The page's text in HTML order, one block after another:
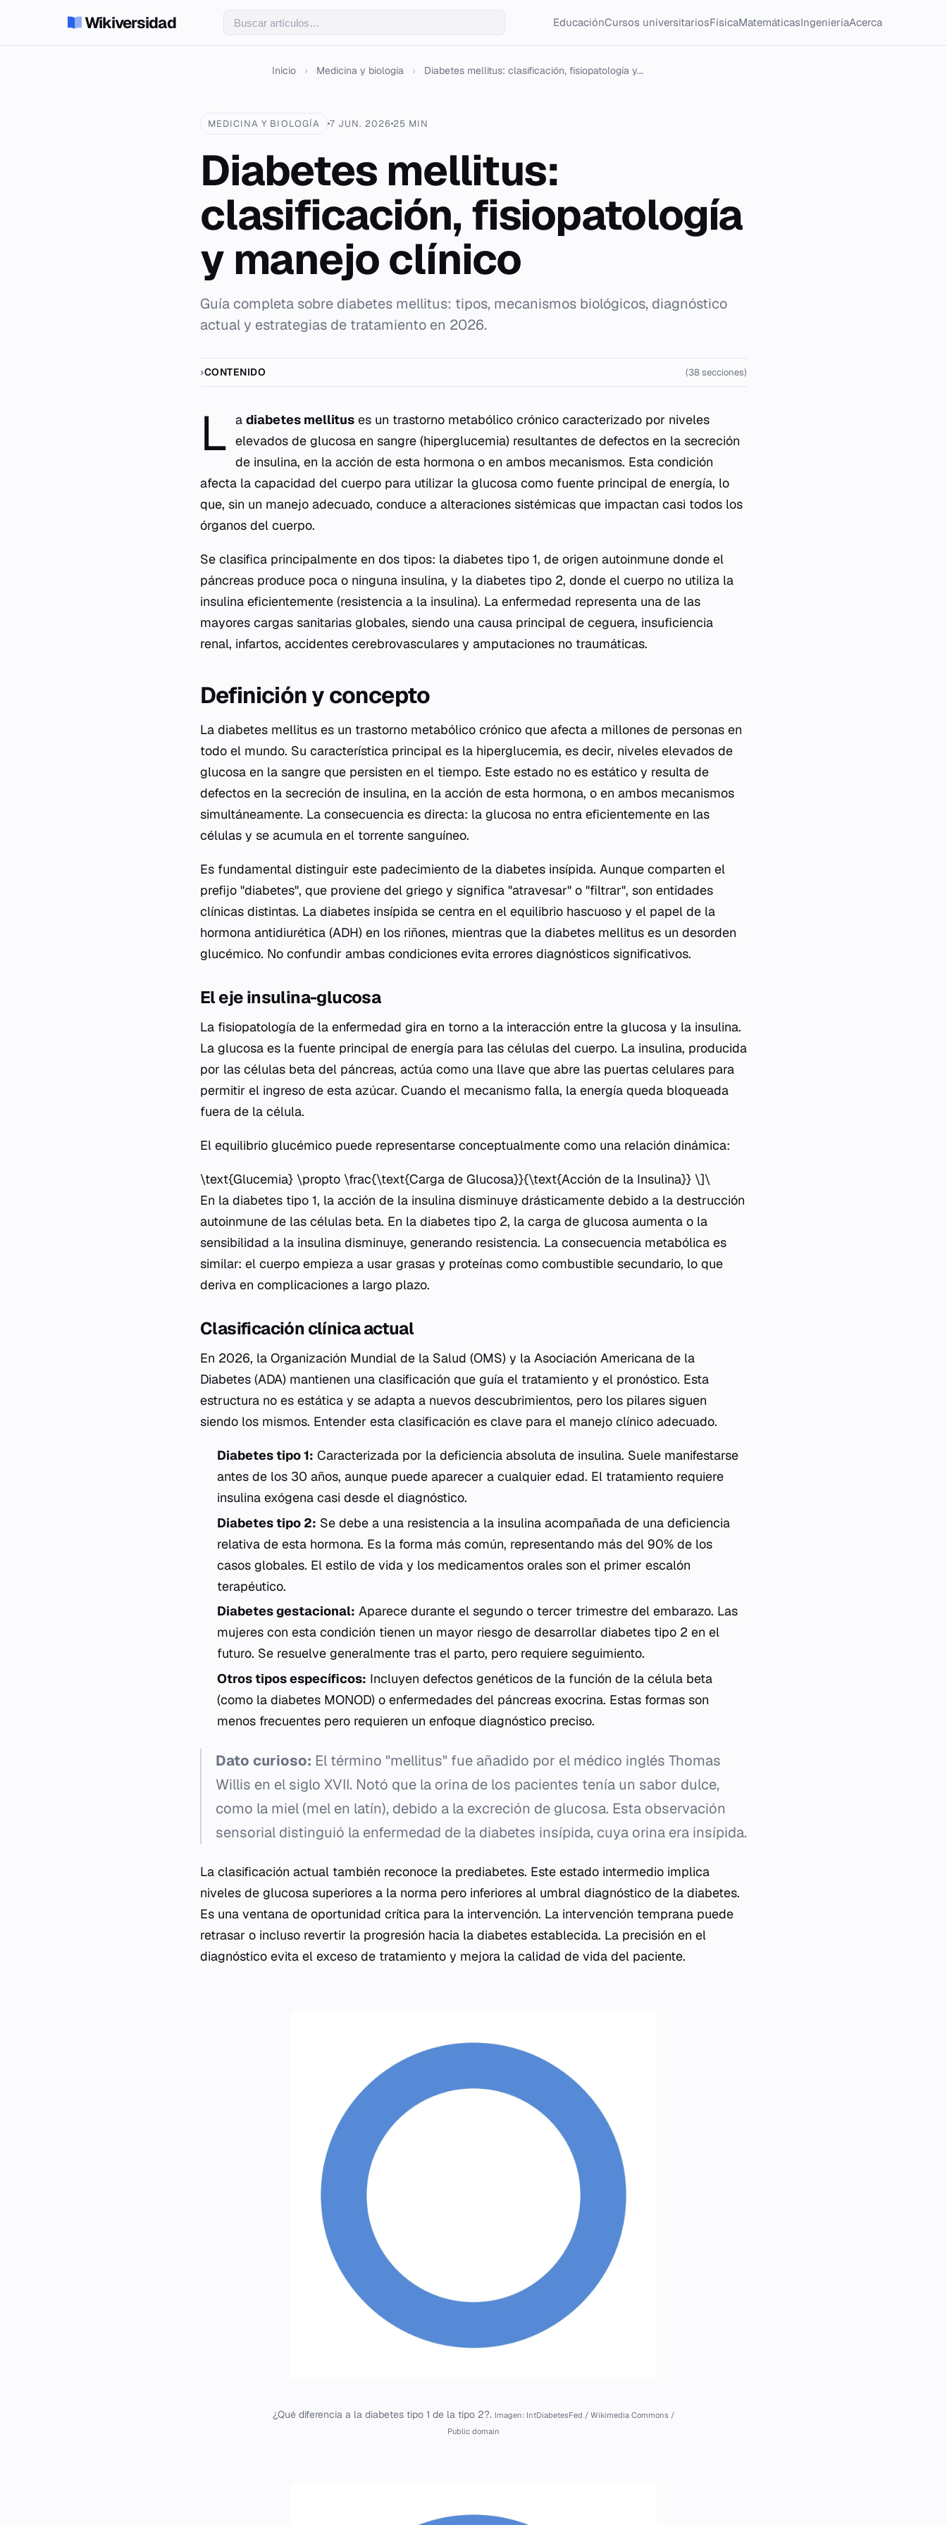
Wikiversidad EducaciónCursos universitariosFísicaMatemáticasIngenieríaAcerca
Inicio › Medicina y biología › Diabetes mellitus: clasificación, fisiopatología y...
MEDICINA Y BIOLOGÍA 7 JUN. 202625 MIN
Diabetes mellitus:
clasificación, fisiopatología
y manejo clínico
Guía completa sobre diabetes mellitus: tipos, mecanismos biológicos, diagnóstico
actual y estrategias de tratamiento en 2026.
CONTENIDO (38 secciones)
L adiabetes mellitus es un trastorno metabólico crónico caracterizado por niveles
elevados de glucosa en sangre (hiperglucemia) resultantes de defectos en la secreción
de insulina, en la acción de esta hormona o en ambos mecanismos. Esta condición
afecta la capacidad del cuerpo para utilizar la glucosa como fuente principal de energía, lo
que, sin un manejo adecuado, conduce a alteraciones sistémicas que impactan casi todos los
órganos del cuerpo.
Se clasifica principalmente en dos tipos: la diabetes tipo 1, de origen autoinmune donde el
páncreas produce poca o ninguna insulina, y la diabetes tipo 2, donde el cuerpo no utiliza la
insulina eficientemente (resistencia a la insulina). La enfermedad representa una de las
mayores cargas sanitarias globales, siendo una causa principal de ceguera, insuficiencia
renal, infartos, accidentes cerebrovasculares y amputaciones no traumáticas.
Definición y concepto
La diabetes mellitus es un trastorno metabólico crónico que afecta a millones de personas en
todo el mundo. Su característica principal es la hiperglucemia, es decir, niveles elevados de
glucosa en la sangre que persisten en el tiempo. Este estado no es estático y resulta de
defectos en la secreción de insulina, en la acción de esta hormona, o en ambos mecanismos
simultáneamente. La consecuencia es directa: la glucosa no entra eficientemente en las
células y se acumula en el torrente sanguíneo.
Es fundamental distinguir este padecimiento de la diabetes insípida. Aunque comparten el
prefijo "diabetes", que proviene del griego y significa "atravesar" o "filtrar", son entidades
clínicas distintas. La diabetes insípida se centra en el equilibrio hascuoso y el papel de la
hormona antidiurética (ADH) en los riñones, mientras que la diabetes mellitus es un desorden
glucémico. No confundir ambas condiciones evita errores diagnósticos significativos.
El eje insulina-glucosa
La fisiopatología de la enfermedad gira en torno a la interacción entre la glucosa y la insulina.
La glucosa es la fuente principal de energía para las células del cuerpo. La insulina, producida
por las células beta del páncreas, actúa como una llave que abre las puertas celulares para
permitir el ingreso de esta azúcar. Cuando el mecanismo falla, la energía queda bloqueada
fuera de la célula.
El equilibrio glucémico puede representarse conceptualmente como una relación dinámica:
\text{Glucemia} \propto \frac{\text{Carga de Glucosa}}{\text{Acción de la Insulina}} \]\
En la diabetes tipo 1, la acción de la insulina disminuye drásticamente debido a la destrucción
autoinmune de las células beta. En la diabetes tipo 2, la carga de glucosa aumenta o la
sensibilidad a la insulina disminuye, generando resistencia. La consecuencia metabólica es
similar: el cuerpo empieza a usar grasas y proteínas como combustible secundario, lo que
deriva en complicaciones a largo plazo.
Clasificación clínica actual
En 2026, la Organización Mundial de la Salud (OMS) y la Asociación Americana de la
Diabetes (ADA) mantienen una clasificación que guía el tratamiento y el pronóstico. Esta
estructura no es estática y se adapta a nuevos descubrimientos, pero los pilares siguen
siendo los mismos. Entender esta clasificación es clave para el manejo clínico adecuado.
Diabetes tipo 1: Caracterizada por la deficiencia absoluta de insulina. Suele manifestarse
antes de los 30 años, aunque puede aparecer a cualquier edad. El tratamiento requiere
insulina exógena casi desde el diagnóstico.
Diabetes tipo 2: Se debe a una resistencia a la insulina acompañada de una deficiencia
relativa de esta hormona. Es la forma más común, representando más del 90% de los
casos globales. El estilo de vida y los medicamentos orales son el primer escalón
terapéutico.
Diabetes gestacional: Aparece durante el segundo o tercer trimestre del embarazo. Las
mujeres con esta condición tienen un mayor riesgo de desarrollar diabetes tipo 2 en el
futuro. Se resuelve generalmente tras el parto, pero requiere seguimiento.
Otros tipos específicos: Incluyen defectos genéticos de la función de la célula beta
(como la diabetes MONOD) o enfermedades del páncreas exocrina. Estas formas son
menos frecuentes pero requieren un enfoque diagnóstico preciso.
Dato curioso: El término "mellitus" fue añadido por el médico inglés Thomas
Willis en el siglo XVII. Notó que la orina de los pacientes tenía un sabor dulce,
como la miel (mel en latín), debido a la excreción de glucosa. Esta observación
sensorial distinguió la enfermedad de la diabetes insípida, cuya orina era insípida.
La clasificación actual también reconoce la prediabetes. Este estado intermedio implica
niveles de glucosa superiores a la norma pero inferiores al umbral diagnóstico de la diabetes.
Es una ventana de oportunidad crítica para la intervención. La intervención temprana puede
retrasar o incluso revertir la progresión hacia la diabetes establecida. La precisión en el
diagnóstico evita el exceso de tratamiento y mejora la calidad de vida del paciente.
¿Qué diferencia a la diabetes tipo 1 de la tipo 2?. Imagen: IntDiabetesFed / Wikimedia Commons /
Public domain